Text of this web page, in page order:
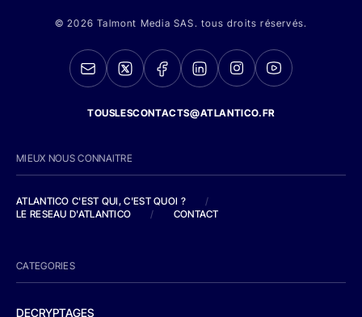
© 2026 Talmont Media SAS. tous droits réservés.
TOUSLESCONTACTS@ATLANTICO.FR
MIEUX NOUS CONNAITRE
ATLANTICO C'EST QUI, C'EST QUOI ?
/
LE RESEAU D'ATLANTICO
/ CONTACT
CATEGORIES
DECRYPTAGES